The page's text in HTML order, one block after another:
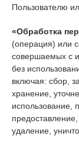
Пользователю
«Обработка
(операция) или
совершаемых с
без
включая: сбор,
хранение,
использование,
удаление,